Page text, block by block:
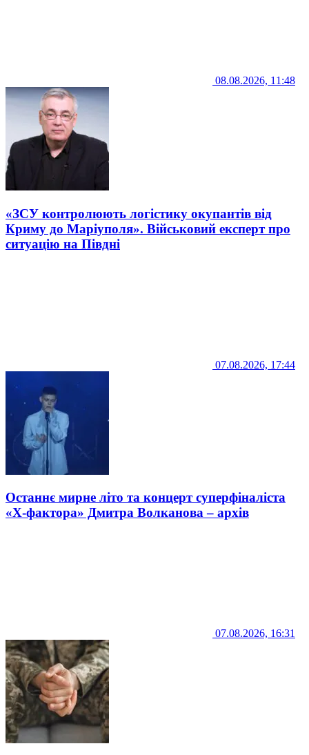
08.08.2026, 11:48
«ЗСУ контролюють логістику окупантів від
Криму до Маріуполя». Військовий експерт про
ситуацію на Півдні
07.08.2026, 17:44
Останнє мирне літо та концерт суперфіналіста
«Х-фактора» Дмитра Волканова – архів
07.08.2026, 16:31